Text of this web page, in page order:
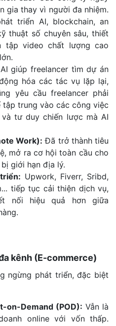
gia thay vì người đa nhiệm.
triển AI, blockchain, an
thuật số chuyên sâu, thiết
tập video chất lượng cao
AI giúp freelancer tìm dự án
hóa các tác vụ lặp lại,
yêu cầu freelancer phải
tập trung vào các công việc
tư duy chiến lược mà AI
Work): Đã trở thành tiêu
mở ra cơ hội toàn cầu cho
giới hạn địa lý.
Upwork, Fiverr, Sribd,
tiếp tục cải thiện dịch vụ,
nối hiệu quả hơn giữa
kênh (E-commerce)
ngừng phát triển, đặc biệt
on-Demand (POD): Vẫn là
online với vốn thấp.